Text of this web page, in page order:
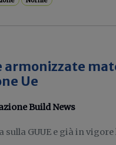
armonizzate
Ue
Build News
sulla GUUE e già in